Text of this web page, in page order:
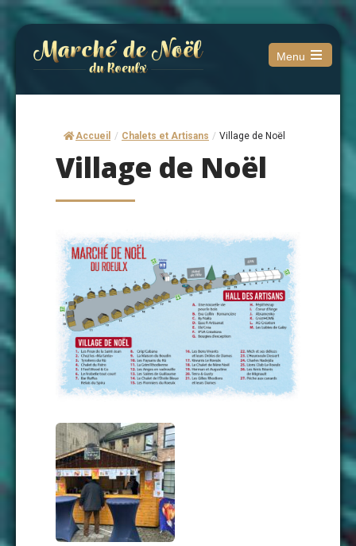
Menu
Open
main
Accueil / Chalets et Artisans / Village de Noël
Village de Noël